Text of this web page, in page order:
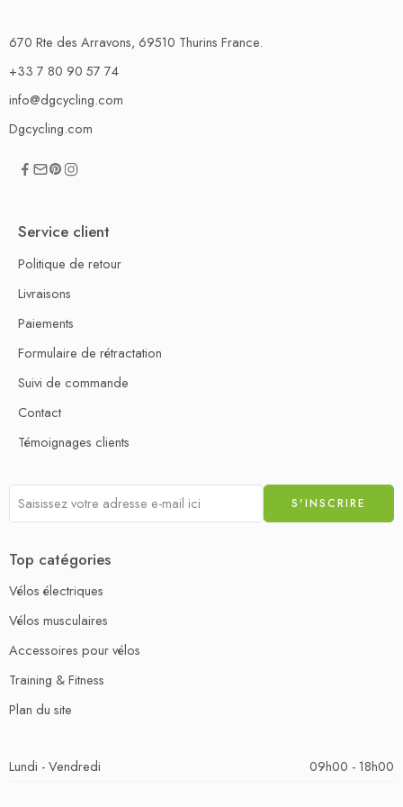
670 Rte des Arravons, 69510 Thurins France.
+33 7 80 90 57 74
info@dgcycling.com
Dgcycling.com
Service client
Politique de retour
Livraisons
Paiements
Formulaire de rétractation
Suivi de commande
Contact
Témoignages clients
Top catégories
Vélos électriques
Vélos musculaires
Accessoires pour vélos
Training & Fitness
Plan du site
Lundi - Vendredi 09h00 - 18h00